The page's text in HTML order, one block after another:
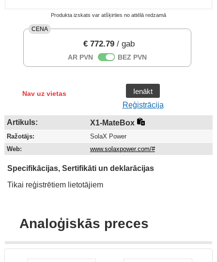
Produkta izskats var atšķirties no attēlā redzamā
CENA
€ 772.79/ gab
AR PVN BEZ PVN
Nav uz vietas
Ienākt
Reģistrācija
Artikuls: X1-MateBox
Ražotājs:
SolaX Power
Web:
www.solaxpower.com/#
Specifikācijas, Sertifikāti un deklarācijas
Tikai reģistrētiem lietotājiem
Analoģiskās preces